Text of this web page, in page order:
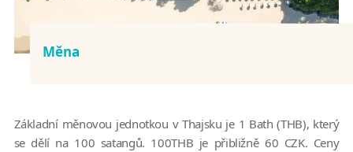
Měna
Základní měnovou jednotkou v Thajsku je 1 Bath (THB), který
se dělí na 100 satangů. 100THB je přibližně 60 CZK. Ceny